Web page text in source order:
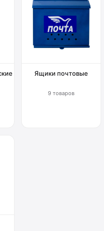
Ящики почтовые
9 товаров